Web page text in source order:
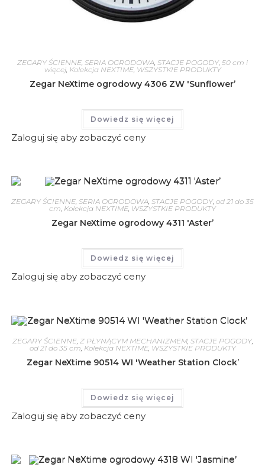
ZEGARY ŚCIENNE SERIA OGRODOWA STACJE POGODY 50 cm i
więcej, Kolekcja NEXTIME, WSZYSTKIE PRODUKTY
Zegar NeXtime ogrodowy 4306 ZW 'Sunflower’
Dowiedz się więcej
Zaloguj się aby zobaczyć ceny
ZEGARY ŚCIENNE, SERIA OGRODOWA, STACJE POGODY, od 21 do 35
cm, Kolekcja NEXTIME, WSZYSTKIE PRODUKTY
Zegar NeXtime ogrodowy 4311 'Aster’
Dowiedz się więcej
Zaloguj się aby zobaczyć ceny
ZEGARY ŚCIENNE, Z PŁYNĄCYM MECHANIZMEM, STACJE POGODY,
od 21 do 35 cm Kolekcja NEXTIME, WSZYSTKIE PRODUKTY
Zegar NeXtime 90514 WI 'Weather Station Clock’
Dowiedz się więcej
Zaloguj się aby zobaczyć ceny